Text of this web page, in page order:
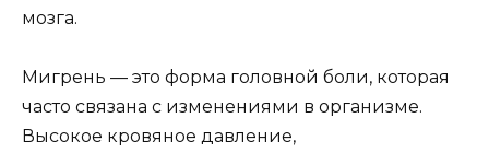
мозга.
Мигрень — это форма головной боли, которая
часто связана с изменениями в организме.
Высокое кровяное давление,